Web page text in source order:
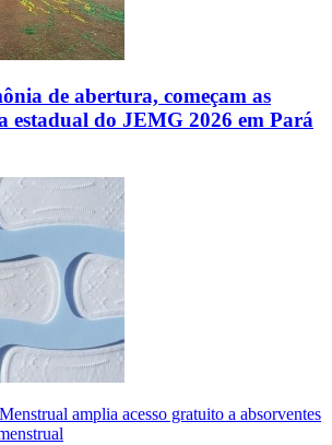
de abertura, começam as
estadual do JEMG 2026 em Pará
amplia acesso gratuito a absorventes